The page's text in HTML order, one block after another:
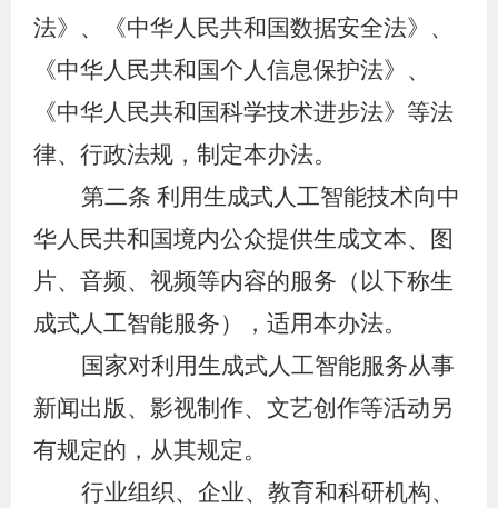
法》、《中华人民共和国数据安全法》、
《中华人民共和国个人信息保护法》、
《中华人民共和国科学技术进步法》等法
律、行政法规，制定本办法。
第二条 利用生成式人工智能技术向中
华人民共和国境内公众提供生成文本、图
片、音频、视频等内容的服务（以下称生
成式人工智能服务），适用本办法。
国家对利用生成式人工智能服务从事
新闻出版、影视制作、文艺创作等活动另
有规定的，从其规定。
行业组织、企业、教育和科研机构、